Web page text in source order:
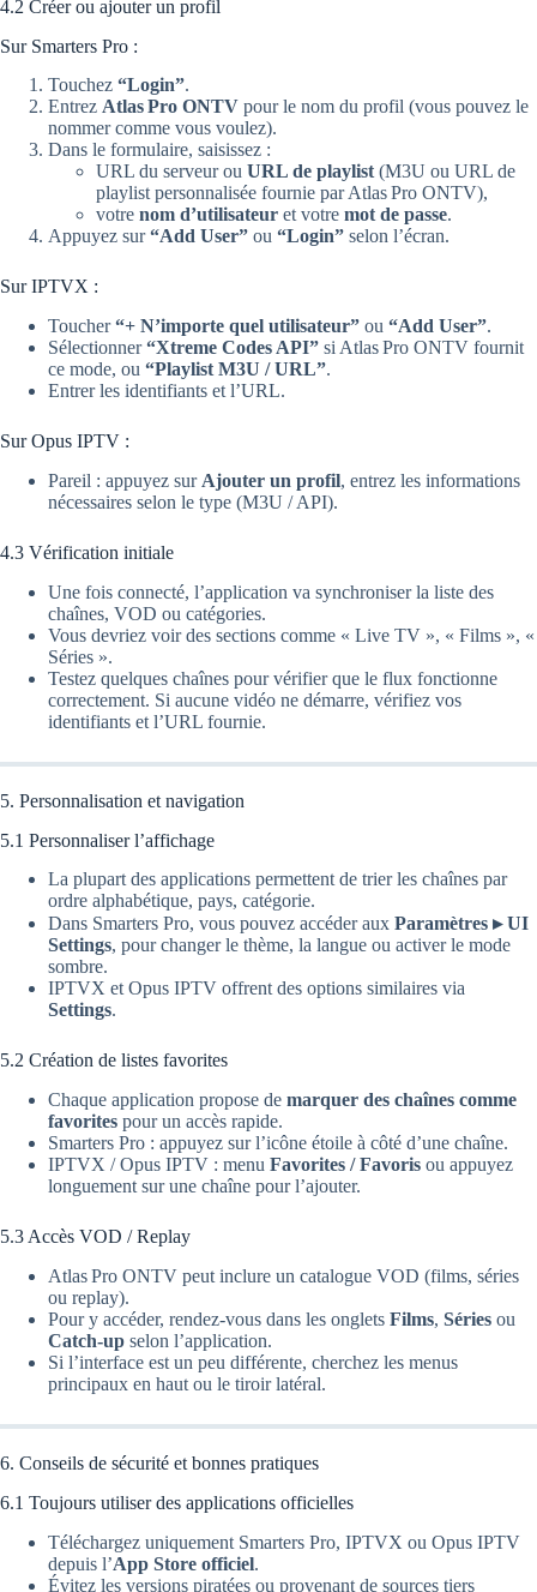
4.2 Créer ou ajouter un profil
Sur Smarters Pro :
Touchez “Login”.
Entrez Atlas Pro ONTV pour le nom du profil (vous pouvez le
nommer comme vous voulez).
Dans le formulaire, saisissez :
URL du serveur ou URL de playlist (M3U ou URL de
playlist personnalisée fournie par Atlas Pro ONTV),
votre nom d’utilisateur et votre mot de passe.
Appuyez sur“Add User” ou “Login” selon l’écran.
Sur IPTVX :
Toucher“+ N’importe quel utilisateur” ou “Add User”.
Sélectionner“Xtreme Codes API” si Atlas Pro ONTV fournit
ce mode, ou “Playlist M3U / URL”.
Entrer les identifiants et l’URL.
Sur Opus IPTV :
Pareil : appuyez sur Ajouter un profil, entrez les informations
nécessaires selon le type (M3U / API).
4.3 Vérification initiale
Une fois connecté, l’application va synchroniser la liste des
chaînes, VOD ou catégories.
Vous devriez voir des sections comme « Live TV », « Films », «
Séries ».
Testez quelques chaînes pour vérifier que le flux fonctionne
correctement. Si aucune vidéo ne démarre, vérifiez vos
identifiants et l’URL fournie.
5. Personnalisation et navigation
5.1 Personnaliser l’affichage
La plupart des applications permettent de trier les chaînes par
ordre alphabétique, pays, catégorie.
Dans Smarters Pro, vous pouvez accéder aux Paramètres ▸ UI
Settings, pour changer le thème, la langue ou activer le mode
sombre.
IPTVX et Opus IPTV offrent des options similaires via
Settings.
5.2 Création de listes favorites
Chaque application propose de marquer des chaînes comme
favorites pour un accès rapide.
Smarters Pro : appuyez sur l’icône étoile à côté d’une chaîne.
IPTVX / Opus IPTV : menu Favorites / Favoris ou appuyez
longuement sur une chaîne pour l’ajouter.
5.3 Accès VOD / Replay
Atlas Pro ONTV peut inclure un catalogue VOD (films, séries
ou replay).
Pour y accéder, rendez-vous dans les onglets Films, Séries ou
Catch‑up selon l’application.
Si l’interface est un peu différente, cherchez les menus
principaux en haut ou le tiroir latéral.
6. Conseils de sécurité et bonnes pratiques
6.1 Toujours utiliser des applications officielles
Téléchargez uniquement Smarters Pro, IPTVX ou Opus IPTV
depuis l’App Store officiel.
Évitez les versions piratées ou provenant de sources tiers